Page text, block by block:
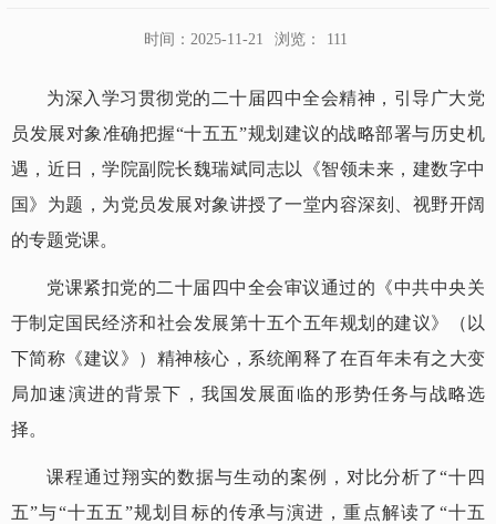
时间：2025-11-21 浏览： 111
为深入学习贯彻党的二十届四中全会精神，引导广大党
员发展对象准确把握“十五五”规划建议的战略部署与历史机
遇，近日，学院副院长魏瑞斌同志以《智领未来，建数字中
国》为题，为党员发展对象讲授了一堂内容深刻、视野开阔
的专题党课。
党课紧扣党的二十届四中全会审议通过的《中共中央关
于制定国民经济和社会发展第十五个五年规划的建议》（以
下简称《建议》）精神核心，系统阐释了在百年未有之大变
局加速演进的背景下，我国发展面临的形势任务与战略选
择。
课程通过翔实的数据与生动的案例，对比分析了“十四
五”与“十五五”规划目标的传承与演进，重点解读了“十五